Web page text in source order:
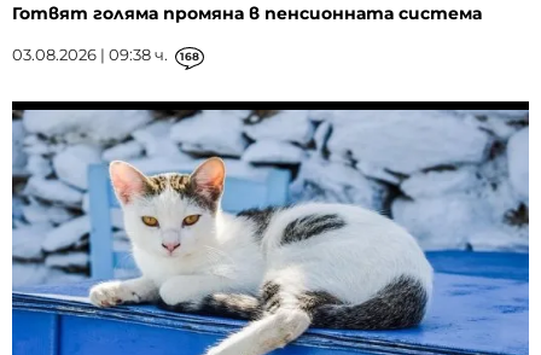
Готвят голяма промяна в пенсионната система
03.08.2026 | 09:38 ч. 168